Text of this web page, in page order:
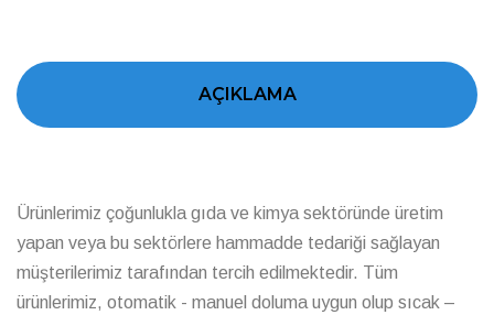
AÇIKLAMA
Ürünlerimiz çoğunlukla gıda ve kimya sektöründe üretim
yapan veya bu sektörlere hammadde tedariği sağlayan
müşterilerimiz tarafından tercih edilmektedir. Tüm
ürünlerimiz, otomatik - manuel doluma uygun olup sıcak –